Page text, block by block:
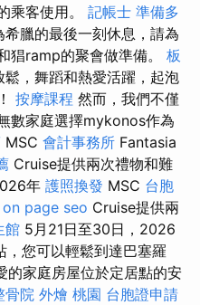
乘客使用。 記帳士 準備多
臘的最後一刻休息，請為
猖ramp的聚會做準備。 板
，舞蹈和熱愛活躍，起泡
按摩課程 然而，我們不僅
數家庭選擇mykonos作為
MSC 會計事務所 Fantasia
Cruise提供兩次禮物和難
年 護照換發 MSC 台胞
on page seo Cruise提供兩
館 5月21日至30日，2026
，您可以輕鬆到達巴塞羅
的家庭房屋位於定居點的安
骨院 外燴 桃園 台胞證申請